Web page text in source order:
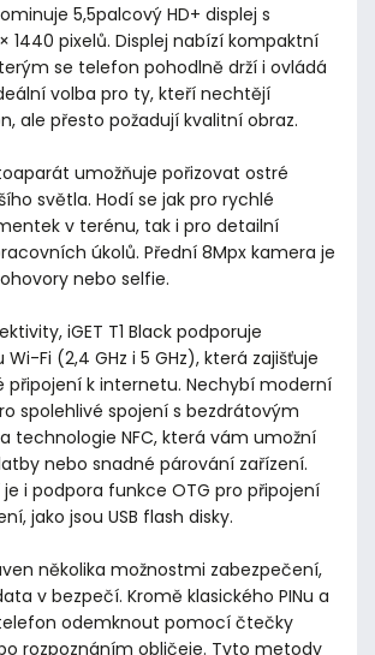
5,5palcový HD+ displej s
1440 pixelů. Displej nabízí kompaktní
se telefon pohodlně drží i ovládá
volba pro ty, kteří nechtějí
ale přesto požadují kvalitní obraz.
umožňuje pořizovat ostré
světla. Hodí se jak pro rychlé
v terénu, tak i pro detailní
úkolů. Přední 8Mpx kamera je
nebo selfie.
iGET T1 Black podporuje
Fi (2,4 GHz i 5 GHz), která zajišťuje
připojení k internetu. Nechybí moderní
spolehlivé spojení s bezdrátovým
technologie NFC, která vám umožní
nebo snadné párování zařízení.
i podpora funkce OTG pro připojení
jako jsou USB flash disky.
několika možnostmi zabezpečení,
v bezpečí. Kromě klasického PINu a
odemknout pomocí čtečky
rozpoznáním obličeje. Tyto metody